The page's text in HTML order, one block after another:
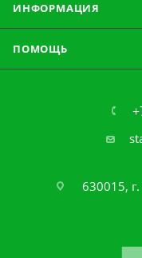
ИНФОРМАЦИЯ
ПОМОЩЬ
630015,